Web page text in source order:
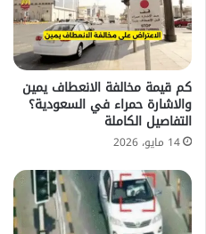
كم قيمة مخالفة الانعطاف يمين
والاشارة حمراء في السعودية؟
التفاصيل الكاملة
14 مايو، 2026